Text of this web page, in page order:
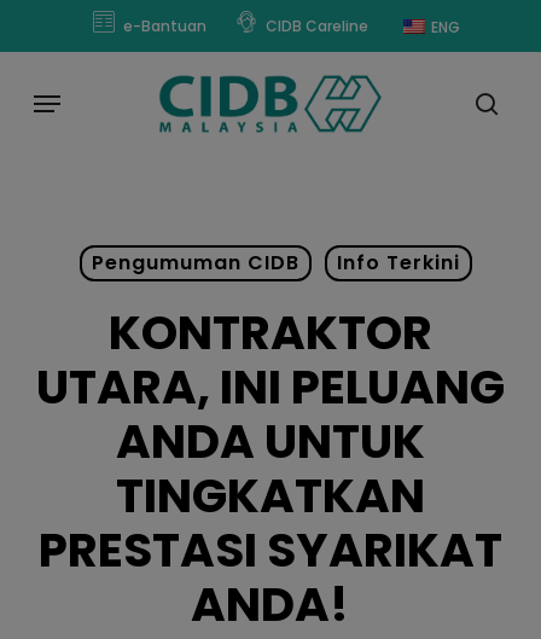
content
e-Bantuan CIDB Careline ENG
Menu
Pengumuman CIDB Info Terkini
KONTRAKTOR
UTARA, INI PELUANG
ANDA UNTUK
TINGKATKAN
PRESTASI SYARIKAT
ANDA!